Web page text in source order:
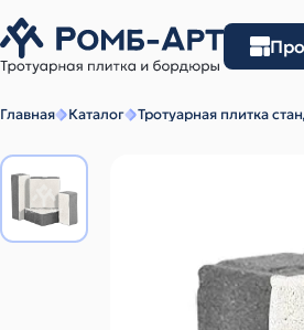
Главная Каталог Тротуарная плитка